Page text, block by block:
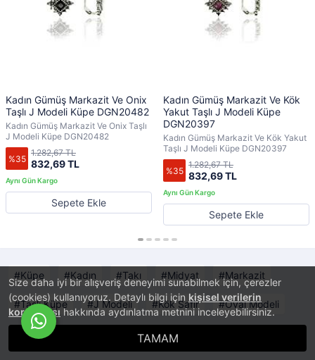
Size daha iyi bir alışveriş deneyimi sunabilmek için, çerezler
(cookies) kullanıyoruz. Detaylı bilgi için kişisel verilerin
korunması hakkında aydınlatma metnini inceleyebilirsiniz.
TAMAM
Kadın Gümüş Markazit Ve Onix
Taşlı J Modeli Küpe DGN20482
Kadın Gümüş Markazit Ve Onix Taşlı
J Modeli Küpe DGN20482
%35 832,69 TL
1.282,67 TL
Sepete Ekle
Kadın Gümüş Markazit Ve Kök
Yakut Taşlı J Modeli Küpe
DGN20397
Kadın Gümüş Markazit Ve Kök Yakut
Taşlı J Modeli Küpe DGN20397
%35 832,69 TL
1.282,67 TL
Sepete Ekle
Küpe Kadın Takı Midyat Markazit
Taşlı Küpe J Modeli Kök Safir Oval Modeli
E-Ticaret Sistemi